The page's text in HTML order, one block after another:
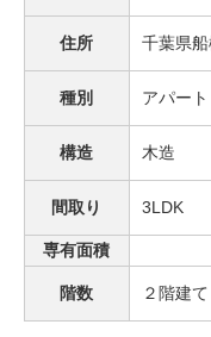
住所 千葉県
種別 アパート
構造 木造
間取り 3LDK
専有面積
階数 ２階建て